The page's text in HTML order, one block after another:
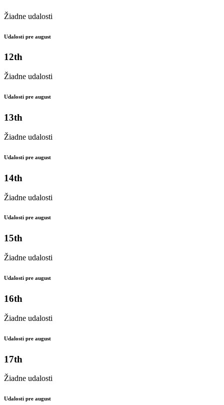
Žiadne udalosti
Udalosti pre august
12th
Žiadne udalosti
Udalosti pre august
13th
Žiadne udalosti
Udalosti pre august
14th
Žiadne udalosti
Udalosti pre august
15th
Žiadne udalosti
Udalosti pre august
16th
Žiadne udalosti
Udalosti pre august
17th
Žiadne udalosti
Udalosti pre august